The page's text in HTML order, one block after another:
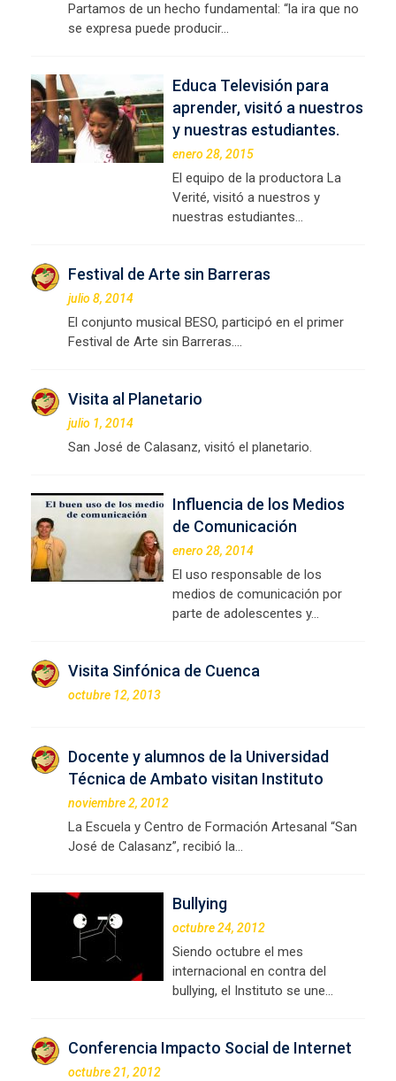
Partamos de un hecho fundamental: “la ira que no
se expresa puede producir…
Educa Televisión para
aprender, visitó a nuestros
y nuestras estudiantes.
enero 28, 2015
El equipo de la productora La
Verité, visitó a nuestros y
nuestras estudiantes…
Festival de Arte sin Barreras
julio 8, 2014
El conjunto musical BESO, participó en el primer
Festival de Arte sin Barreras.…
Visita al Planetario
julio 1, 2014
San José de Calasanz, visitó el planetario.
Influencia de los Medios
de Comunicación
enero 28, 2014
El uso responsable de los
medios de comunicación por
parte de adolescentes y…
Visita Sinfónica de Cuenca
octubre 12, 2013
Docente y alumnos de la Universidad
Técnica de Ambato visitan Instituto
noviembre 2, 2012
La Escuela y Centro de Formación Artesanal “San
José de Calasanz”, recibió la…
Bullying
octubre 24, 2012
Siendo octubre el mes
internacional en contra del
bullying, el Instituto se une…
Conferencia Impacto Social de Internet
octubre 21, 2012